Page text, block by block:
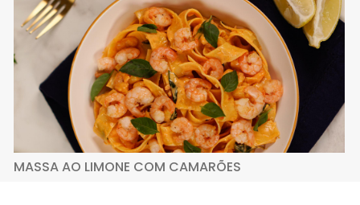
MASSA AO LIMONE COM CAMARÕES